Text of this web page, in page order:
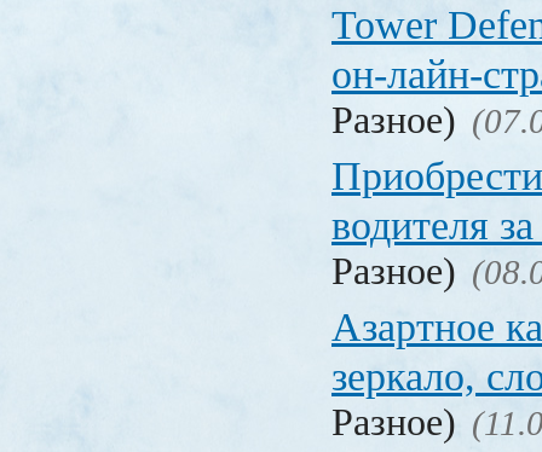
Tower
он-лайн-
Разное)
водителя
Разное)
Азартное
зеркало,
Разное)